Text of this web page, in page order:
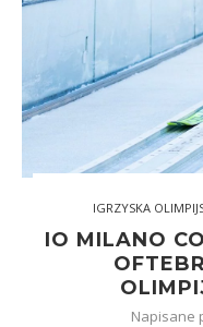
IGRZYSKA
IO MILANO
Napisane